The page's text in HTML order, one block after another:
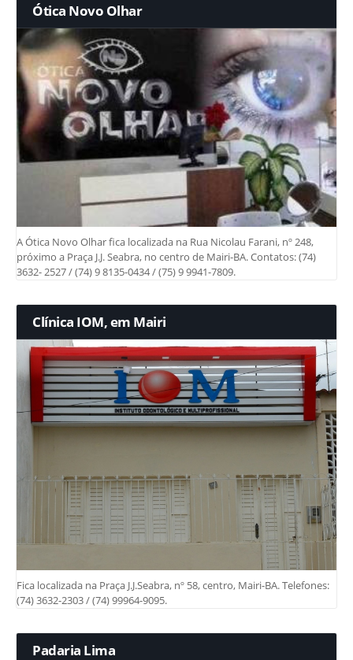
Ótica Novo Olhar
A Ótica Novo Olhar fica localizada na Rua Nicolau Farani, nº 248,
próximo a Praça J.J. Seabra, no centro de Mairi-BA. Contatos: (74)
3632- 2527 / (74) 9 8135-0434 / (75) 9 9941-7809.
Clínica IOM, em Mairi
Fica localizada na Praça J.J.Seabra, nº 58, centro, Mairi-BA. Telefones:
(74) 3632-2303 / (74) 99964-9095.
Padaria Lima